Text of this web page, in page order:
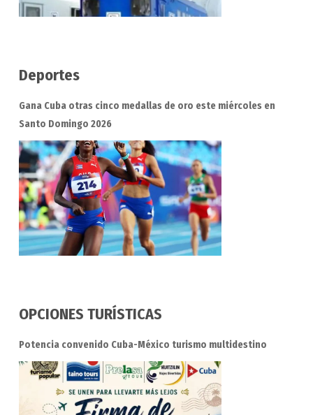
Deportes
Gana Cuba otras cinco medallas de oro este miércoles en
Santo Domingo 2026
OPCIONES TURÍSTICAS
Potencia convenido Cuba-México turismo multidestino